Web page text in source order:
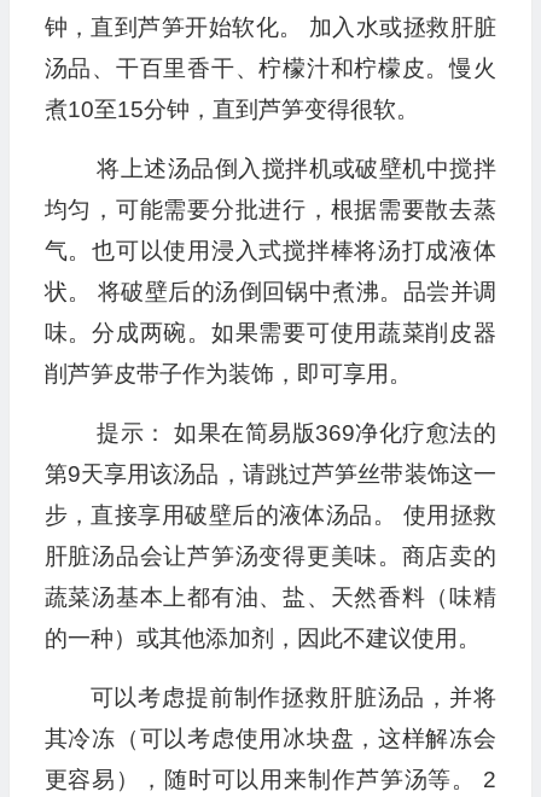
钟，直到芦笋开始软化。 加入水或拯救肝脏
汤品、干百里香干、柠檬汁和柠檬皮。慢火
煮10至15分钟，直到芦笋变得很软。
将上述汤品倒入搅拌机或破壁机中搅拌
均匀，可能需要分批进行，根据需要散去蒸
气。也可以使用浸入式搅拌棒将汤打成液体
状。 将破壁后的汤倒回锅中煮沸。品尝并调
味。分成两碗。如果需要可使用蔬菜削皮器
削芦笋皮带子作为装饰，即可享用。
提示： 如果在简易版369净化疗愈法的
第9天享用该汤品，请跳过芦笋丝带装饰这一
步，直接享用破壁后的液体汤品。 使用拯救
肝脏汤品会让芦笋汤变得更美味。商店卖的
蔬菜汤基本上都有油、盐、天然香料（味精
的一种）或其他添加剂，因此不建议使用。
可以考虑提前制作拯救肝脏汤品，并将
其冷冻（可以考虑使用冰块盘，这样解冻会
更容易），随时可以用来制作芦笋汤等。 2